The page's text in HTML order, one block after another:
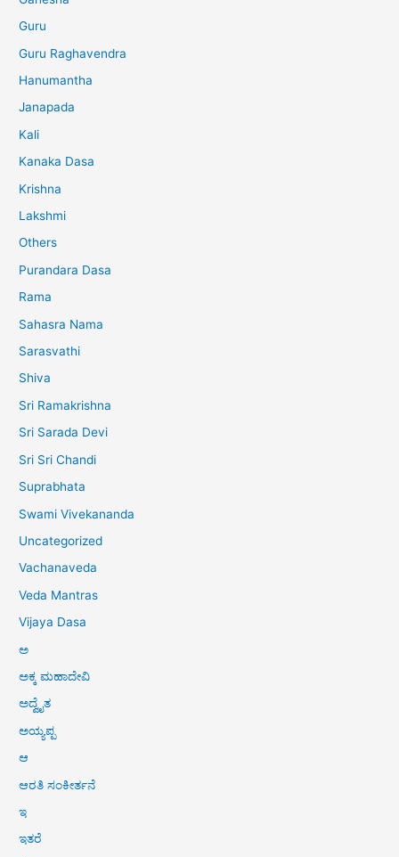
Guru
Guru Raghavendra
Hanumantha
Janapada
Kali
Kanaka Dasa
Krishna
Lakshmi
Others
Purandara Dasa
Rama
Sahasra Nama
Sarasvathi
Shiva
Sri Ramakrishna
Sri Sarada Devi
Sri Sri Chandi
Suprabhata
Swami Vivekananda
Uncategorized
Vachanaveda
Veda Mantras
Vijaya Dasa
ಅ
ಅಕ್ಕ ಮಹಾದೇವಿ
ಅದ್ವೈತ
ಅಯ್ಯಪ್ಪ
ಆ
ಆರತಿ ಸಂಕೀರ್ತನೆ
ಇ
ಇತರೆ